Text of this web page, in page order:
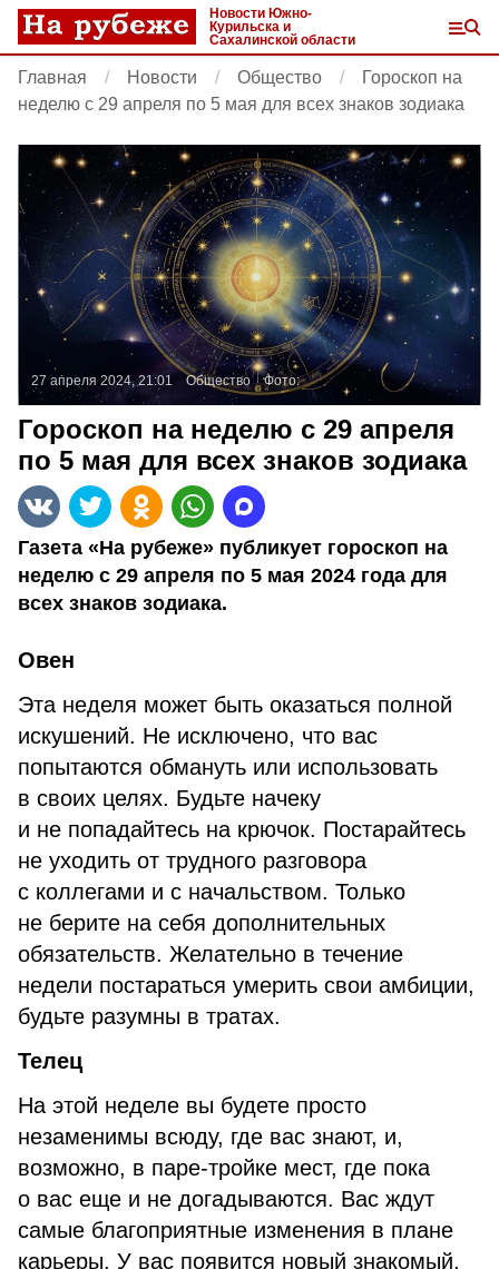
Новости Южно-
Курильска и
Сахалинской области
Главная Новости Общество
Гороскоп на
неделю с 29 апреля по 5 мая для всех знаков зодиака
27 апреля 2024, 21:01 Общество Фото:
Гороскоп на неделю с 29 апреля
по 5 мая для всех знаков зодиака
Газета «На рубеже» публикует гороскоп на
неделю с 29 апреля по 5 мая 2024 года для
всех знаков зодиака.
Овен
Эта неделя может быть оказаться полной
искушений. Не исключено, что вас
попытаются обмануть или использовать
в своих целях. Будьте начеку
и не попадайтесь на крючок. Постарайтесь
не уходить от трудного разговора
с коллегами и с начальством. Только
не берите на себя дополнительных
обязательств. Желательно в течение
недели постараться умерить свои амбиции,
будьте разумны в тратах.
Телец
На этой неделе вы будете просто
незаменимы всюду, где вас знают, и,
возможно, в паре-тройке мест, где пока
о вас еще и не догадываются. Вас ждут
самые благоприятные изменения в плане
карьеры. У вас появится новый знакомый,